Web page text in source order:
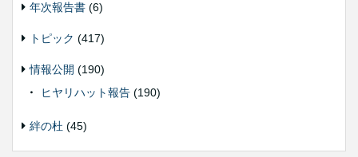
年次報告書 (6)
トピック (417)
情報公開 (190)
ヒヤリハット報告 (190)
絆の杜 (45)